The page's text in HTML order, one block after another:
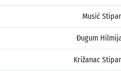
Musić
Đugum
Križanac